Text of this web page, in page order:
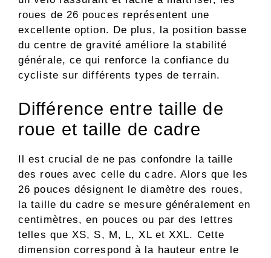
roues de 26 pouces représentent une
excellente option. De plus, la position basse
du centre de gravité améliore la stabilité
générale, ce qui renforce la confiance du
cycliste sur différents types de terrain.
Différence entre taille de
roue et taille de cadre
Il est crucial de ne pas confondre la taille
des roues avec celle du cadre. Alors que les
26 pouces désignent le diamètre des roues,
la taille du cadre se mesure généralement en
centimètres, en pouces ou par des lettres
telles que XS, S, M, L, XL et XXL. Cette
dimension correspond à la hauteur entre le